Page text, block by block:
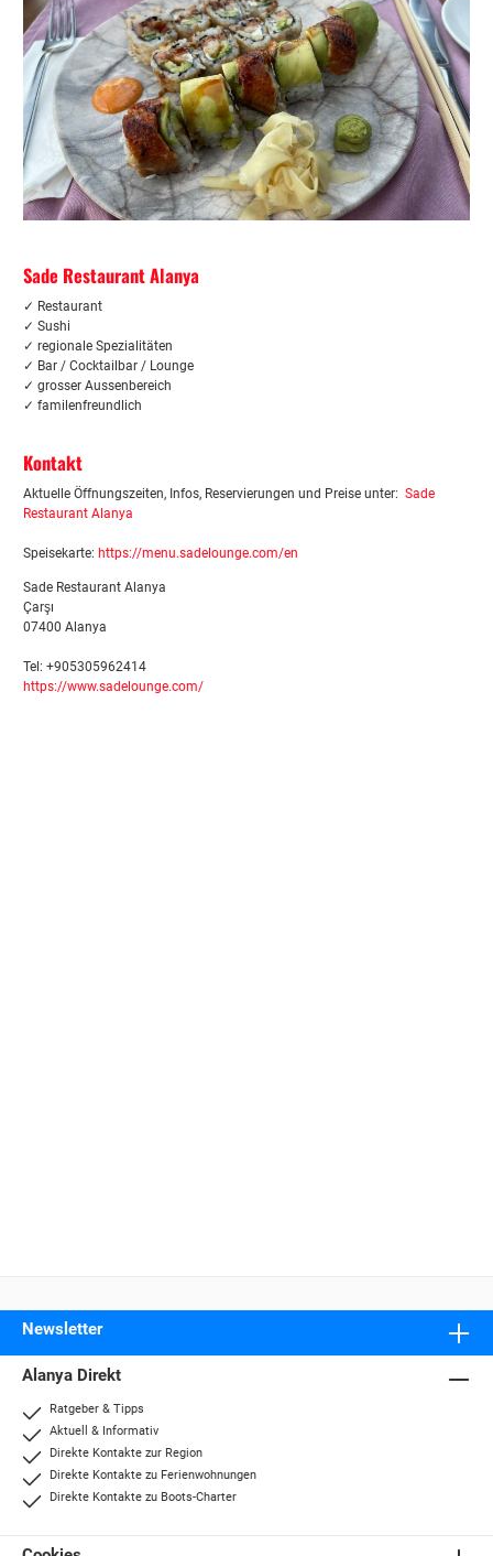
Sade Restaurant Alanya
✓ Restaurant
✓ Sushi
✓ regionale Spezialitäten
✓ Bar / Cocktailbar / Lounge
✓ grosser Aussenbereich
✓ familenfreundlich
Kontakt
Aktuelle Öffnungszeiten, Infos, Reservierungen und Preise unter: Sade
Restaurant Alanya
Speisekarte: https://menu.sadelounge.com/en
Sade Restaurant Alanya
Çarşı
07400 Alanya
Tel: +905305962414
https://www.sadelounge.com/
Newsletter
Alanya Direkt
Ratgeber & Tipps
Aktuell & Informativ
Direkte Kontakte zur Region
Direkte Kontakte zu Ferienwohnungen
Direkte Kontakte zu Boots-Charter